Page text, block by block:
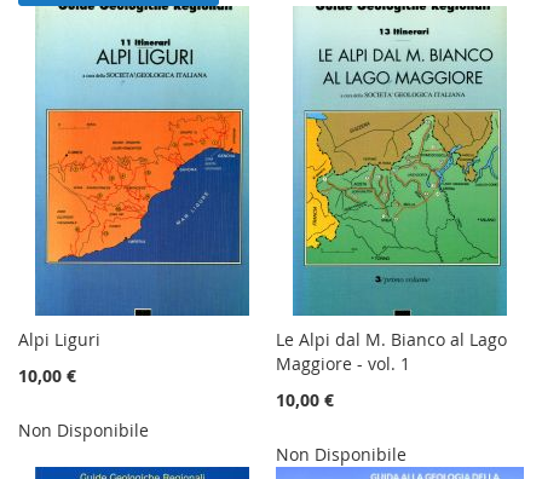
Alpi Liguri
10,00 €
Non Disponibile
Le Alpi dal M. Bianco al Lago
Maggiore - vol. 1
10,00 €
Non Disponibile